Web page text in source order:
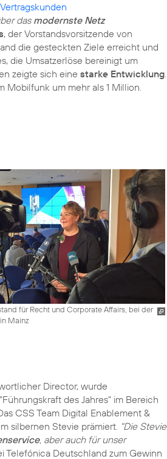
das modernste Netz
, der Vorstandsvorsitzende von
die gesteckten Ziele erreicht und
die Umsatzerlöse bereinigt um
zeigte sich eine starke Entwicklung.
Mobilfunk um mehr als 1 Million.
für Recht und Corporate Affairs, bei der
Mainz
Director, wurde
des Jahres" im Bereich
CSS Team Digital Enablement &
silbernen Stevie prämiert. "Die Stevie
, aber auch für unser
Telefónica Deutschland zum Gewinn